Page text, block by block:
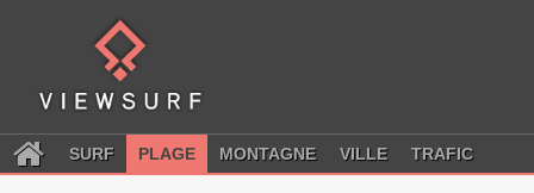
SURF PLAGE MONTAGNE VILLE TRAFIC